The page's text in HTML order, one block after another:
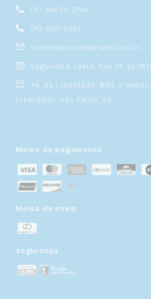
(11) 94855-2746
(11) 3101-2281
contato@ceudeprata.com.br
Segunda à sexta, das 9h às 18h
Av. da Liberdade, 834, 3 andar-
Liberdade, São Paulo, SP
Meios de pagamento
Meios de envio
segurança